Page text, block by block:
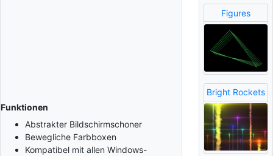
Funktionen
Abstrakter Bildschirmschoner
Bewegliche Farbboxen
Kompatibel mit allen Windows-
Figures
Bright Rockets